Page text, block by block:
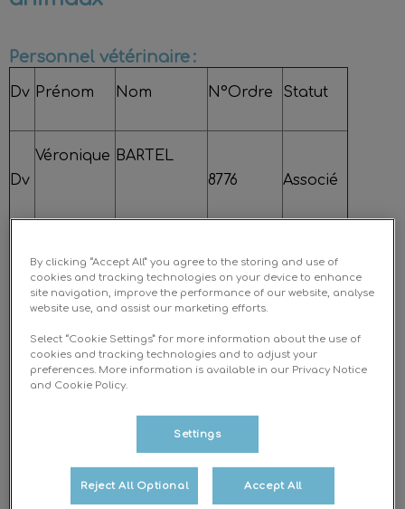
Personnel vétérinaire :
Dv Prénom Nom N°Ordre Statut
Dv
Véronique BARTEL
8776
Associé
Dv
Anaïs
GOUBE
27984
Salarié
Roxane
HEYNEN
Juliane
LEROY
By clicking “Accept All” you agree to the storing and use of
cookies and tracking technologies on your device to enhance
site navigation, improve the performance of our website, analyse
website use, and assist our marketing efforts.
Select “Cookie Settings” for more information about the use of
cookies and tracking technologies and to adjust your
preferences. More information is available in our Privacy Notice
and Cookie Policy.
Settings
Reject All Optional Accept All